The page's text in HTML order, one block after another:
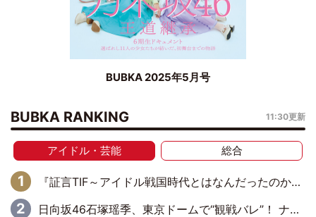
BUBKA 2025年5月号
BUBKA RANKING 11:30更新
アイドル・芸能 総合
『証言TIF～アイドル戦国時代とはなんだったのか～』第6回：でんぱ組.inc・古川未鈴×相沢梨紗「『ハロプロやりたかったな』って言ったら、夢眠ねむさんに『てめえはでんぱ組．incなんだよ！』って肩パンされて(笑)」
日向坂46石塚瑶季、東京ドームで“観戦バレ”！ ナイツ・塙も認めた「巨人に詳しすぎるアイドル」は元VENUSスクール生で杉内コーチ推し⁉